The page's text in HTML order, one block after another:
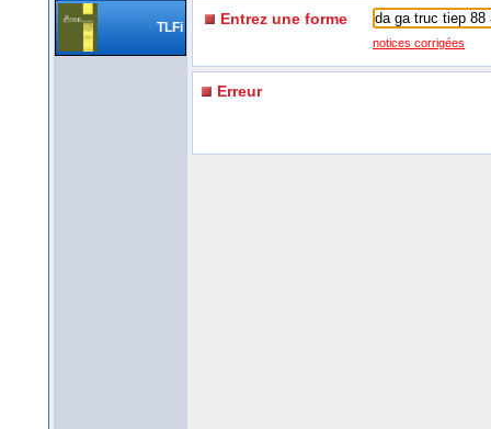
TLFi Entrez une forme
notices corrigées
Erreur